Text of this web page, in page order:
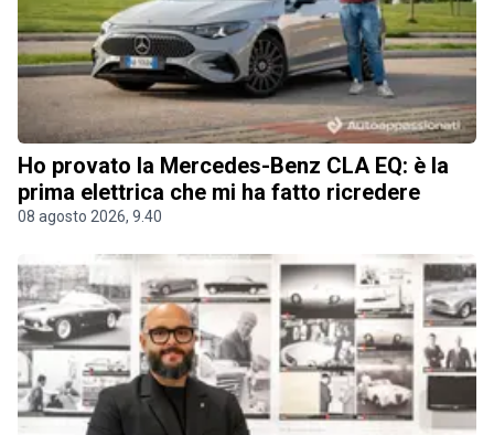
Ho provato la Mercedes-Benz CLA EQ: è la
prima elettrica che mi ha fatto ricredere
08 agosto 2026, 9.40